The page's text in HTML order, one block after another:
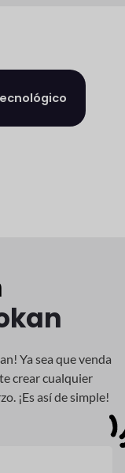
Ya sea que venda
crear cualquier
¡Es así de simple!